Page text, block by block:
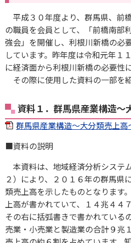
平成３０年度より、群馬県、前
の職員を会員として、「前橋南部
強会」を開催し、利根川新橋の必
しています。昨年度は令和元年１
に経済面から利根川新橋の必要性
その際に使用した資料の一部を紹
資料１．群馬県産業構造～
群馬県産業構造～大分類売上
■資料の説明
本資料は、地域経済分析システ
２）により、２０１６年の群馬県
類売上高を示したものとなります
上高が書かれていて、１４兆４４
その右に括弧書きで書かれている
売業・小売業と製造業の合計９兆